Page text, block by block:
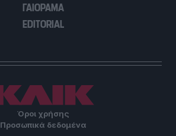
ΓΑΙΟΡΑΜΑ
EDITORIAL
Όροι χρήσης
Προσωπικά δεδομένα